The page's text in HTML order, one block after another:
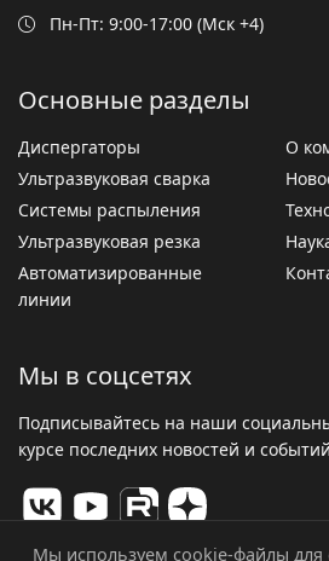
Пн-Пт: 9:00-17:00 (Мск +4)
Основные разделы
Диспергаторы
Ультразвуковая сварка
Системы распыления
Ультразвуковая резка
Автоматизированные
линии
О
Мы в соцсетях
Подписывайтесь на наши
курсе последних новостей и
Мы используем cookie-файлы для